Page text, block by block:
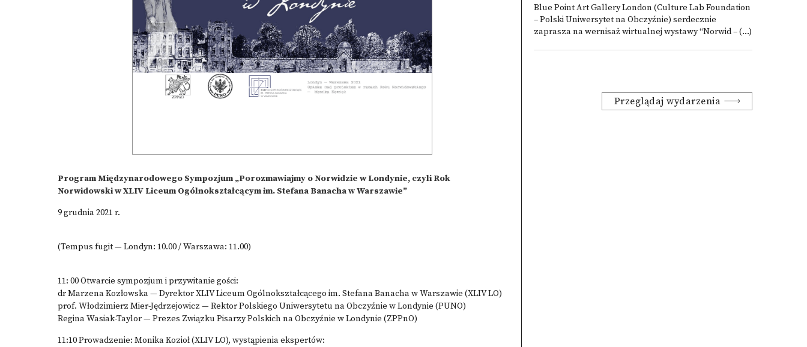
Program Międzynarodowego Sympozjum „Porozmawiajmy o Norwidzie w Londynie, czyli Rok
Norwidowski w XLIV Liceum Ogólnokształcącym im. Stefana Banacha w Warszawie”
9 grudnia 2021 r.
(Tempus fugit — Londyn: 10.00 / Warszawa: 11.00)
11: 00 Otwarcie sympozjum i przywitanie gości:
dr Marzena Kozłowska — Dyrektor XLIV Liceum Ogólnokształcącego im. Stefana Banacha w Warszawie (XLIV LO)
prof. Włodzimierz Mier-Jędrzejowicz — Rektor Polskiego Uniwersytetu na Obczyźnie w Londynie (PUNO)
Regina Wasiak-Taylor — Prezes Związku Pisarzy Polskich na Obczyźnie w Londynie (ZPPnO)
11:10 Prowadzenie: Monika Kozioł (XLIV LO), wystąpienia ekspertów:
Blue Point Art Gallery London (Culture Lab Foundation
– Polski Uniwersytet na Obczyźnie) serdecznie
zaprasza na wernisaż wirtualnej wystawy “Norwid – (...)
Przeglądaj wydarzenia